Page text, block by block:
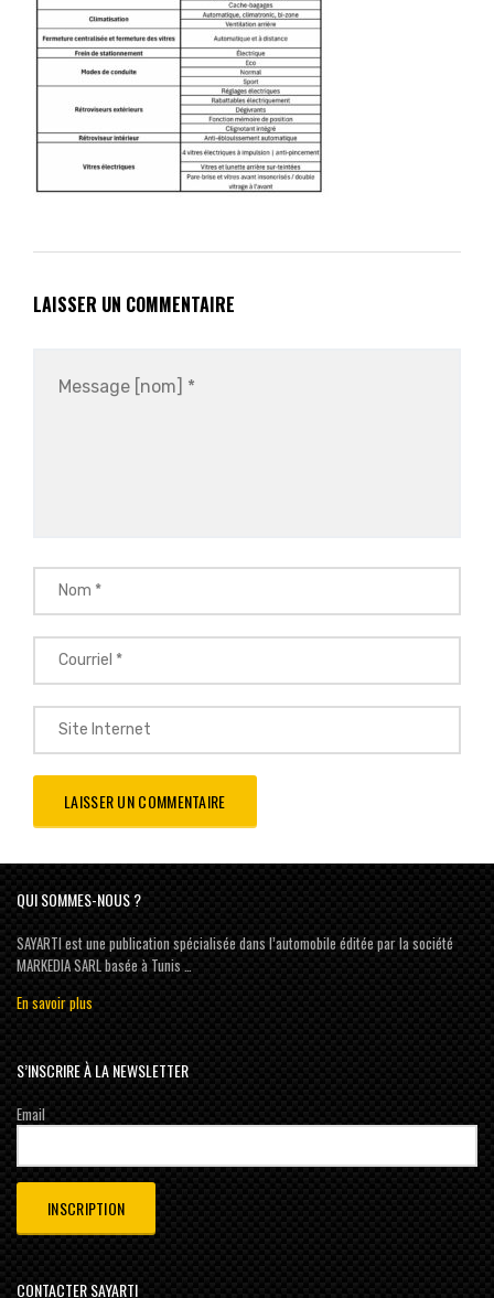
LAISSER UN COMMENTAIRE
QUI SOMMES-NOUS ?
SAYARTI est une publication spécialisée dans l’automobile éditée par la société
MARKEDIA SARL basée à Tunis …
En savoir plus
S’INSCRIRE À LA NEWSLETTER
Email
CONTACTER SAYARTI